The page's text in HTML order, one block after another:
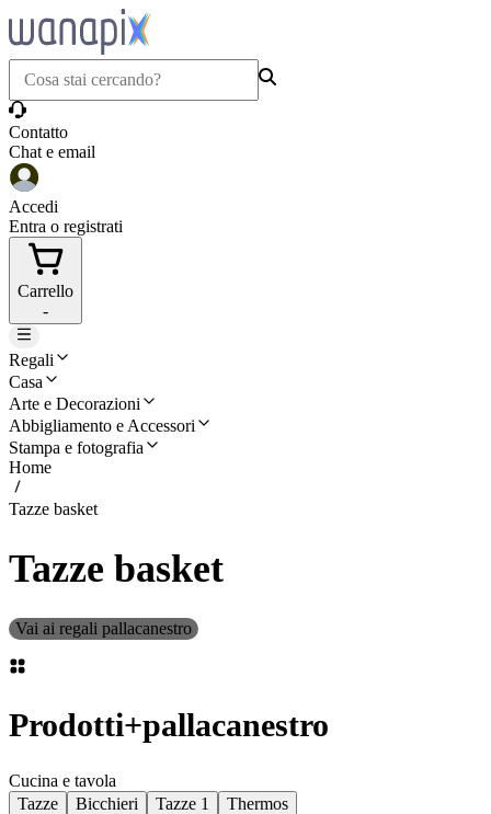
Contatto
Chat e email
Accedi
Entra o registrati
Carrello
-
Regali
Casa
Arte e Decorazioni
Abbigliamento e Accessori
Stampa e fotografia
Home
Tazze basket
Tazze basket
Vai ai regali pallacanestro
Prodotti+pallacanestro
Cucina e tavola
Tazze
Bicchieri Tazze 1
Thermos